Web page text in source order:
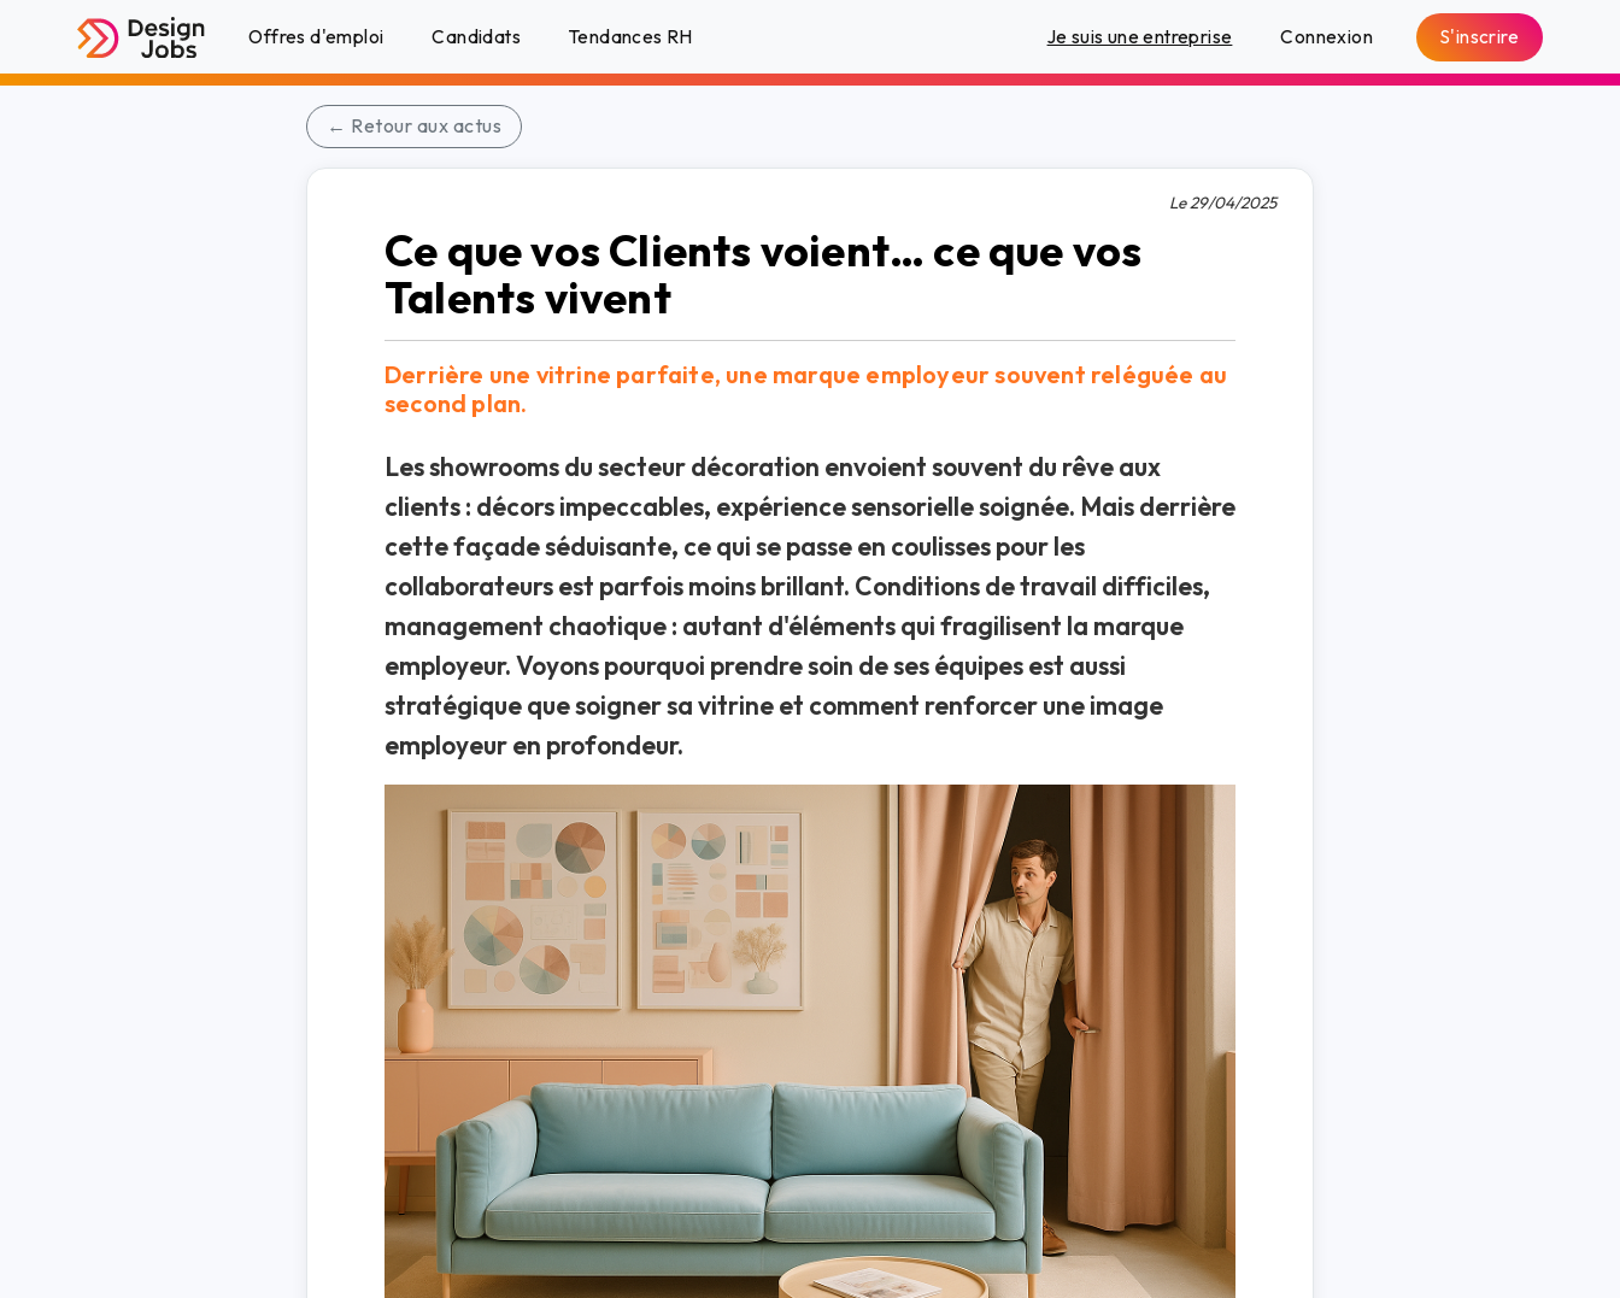
Offres d'emploi Candidats Tendances RH Je suis une entreprise Connexion S'inscrire
← Retour aux actus
Le 29/04/2025
Ce que vos Clients voient… ce que vos
Talents vivent
Derrière une vitrine parfaite, une marque employeur souvent reléguée au
second plan.
Les showrooms du secteur décoration envoient souvent du rêve aux
clients : décors impeccables, expérience sensorielle soignée. Mais derrière
cette façade séduisante, ce qui se passe en coulisses pour les
collaborateurs est parfois moins brillant. Conditions de travail difficiles,
management chaotique : autant d'éléments qui fragilisent la marque
employeur. Voyons pourquoi prendre soin de ses équipes est aussi
stratégique que soigner sa vitrine et comment renforcer une image
employeur en profondeur.